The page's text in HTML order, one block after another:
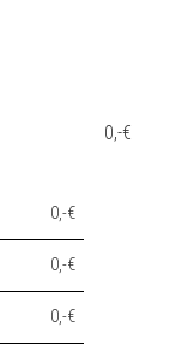
0,-€
0,-€
0,-€
0,-€